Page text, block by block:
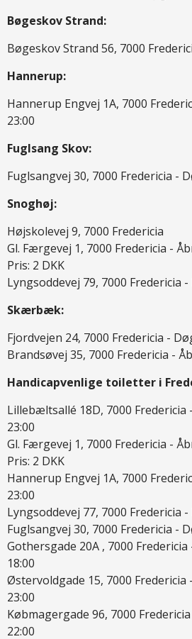
Bøgeskov Strand:
Bøgeskov Strand 56, 7000
Hannerup:
Hannerup Engvej 1A, 7000
23:00
Fuglsang Skov:
Fuglsangvej 30, 7000 Fredericia -
Snoghøj:
Højskolevej 9, 7000 Fredericia
Gl. Færgevej 1, 7000 Fredericia -
Pris: 2 DKK
Lyngsoddevej 79, 7000 Fredericia
Skærbæk:
Fjordvejen 24, 7000 Fredericia -
Brandsøvej 35, 7000 Fredericia -
Handicapvenlige toiletter i
Lillebæltsallé 18D, 7000 Fredericia
23:00
Gl. Færgevej 1, 7000 Fredericia -
Pris: 2 DKK
Hannerup Engvej 1A, 7000
23:00
Lyngsoddevej 77, 7000 Fredericia
Fuglsangvej 30, 7000 Fredericia -
Gothersgade 20A , 7000
18:00
Østervoldgade 15, 7000 Fredericia
23:00
Købmagergade 96, 7000
22:00